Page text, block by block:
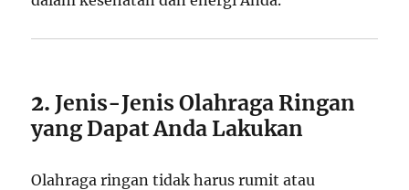
2. Jenis-Jenis Olahraga Ringan
yang Dapat Anda Lakukan
Olahraga ringan tidak harus rumit atau